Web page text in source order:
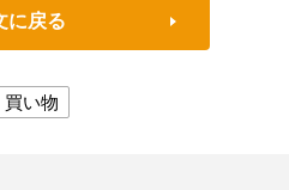
に戻る
買い物